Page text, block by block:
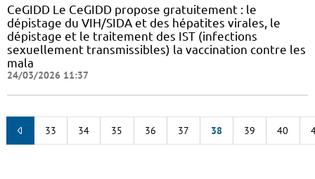
CeGIDD Le CeGIDD propose gratuitement : le
dépistage du VIH/SIDA et des hépatites virales, le
dépistage et le traitement des IST (infections
sexuellement transmissibles) la vaccination contre les
mala
24/03/2026 11:37
33 34 35 36 37 38 39 40